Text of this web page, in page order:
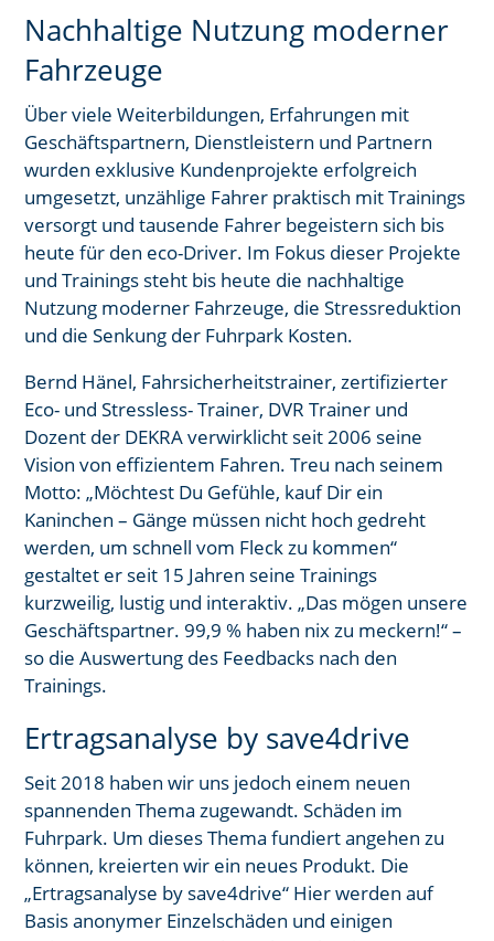
Nachhaltige Nutzung moderner
Fahrzeuge
Über viele Weiterbildungen, Erfahrungen mit
Geschäftspartnern, Dienstleistern und Partnern
wurden exklusive Kundenprojekte erfolgreich
umgesetzt, unzählige Fahrer praktisch mit Trainings
versorgt und tausende Fahrer begeistern sich bis
heute für den eco-Driver. Im Fokus dieser Projekte
und Trainings steht bis heute die nachhaltige
Nutzung moderner Fahrzeuge, die Stressreduktion
und die Senkung der Fuhrpark Kosten.
Bernd Hänel, Fahrsicherheitstrainer, zertifizierter
Eco- und Stressless- Trainer, DVR Trainer und
Dozent der DEKRA verwirklicht seit 2006 seine
Vision von effizientem Fahren. Treu nach seinem
Motto: „Möchtest Du Gefühle, kauf Dir ein
Kaninchen – Gänge müssen nicht hoch gedreht
werden, um schnell vom Fleck zu kommen“
gestaltet er seit 15 Jahren seine Trainings
kurzweilig, lustig und interaktiv. „Das mögen unsere
Geschäftspartner. 99,9 % haben nix zu meckern!“ –
so die Auswertung des Feedbacks nach den
Trainings.
Ertragsanalyse by save4drive
Seit 2018 haben wir uns jedoch einem neuen
spannenden Thema zugewandt. Schäden im
Fuhrpark. Um dieses Thema fundiert angehen zu
können, kreierten wir ein neues Produkt. Die
„Ertragsanalyse by save4drive“ Hier werden auf
Basis anonymer Einzelschäden und einigen